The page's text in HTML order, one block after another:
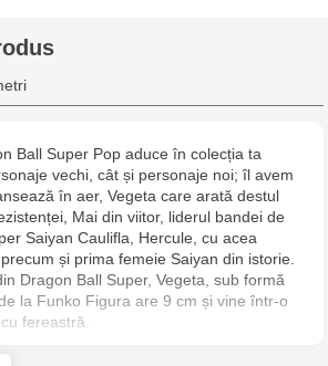
str. Alexandru Cel Bun, 5
Ball Super Pop aduce în colecția ta
vechi, cât și personaje noi; îl avem
în aer, Vegeta care arată destul
Mai din viitor, liderul bandei de
Saiyan Caulifla, Hercule, cu acea
și prima femeie Saiyan din istorie.
Dragon Ball Super, Vegeta, sub formă
la Funko Figura are 9 cm și vine într-o
fereastră.